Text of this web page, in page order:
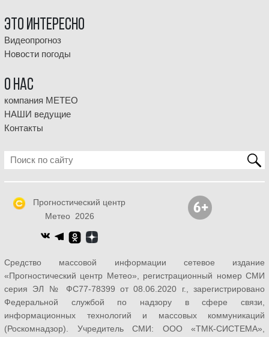
Это интересно
Видеопрогноз
Новости погоды
О НАС
компания МЕТЕО
НАШИ ведущие
Контакты
Прогностический центр
Метео 2026
Средство массовой информации сетевое издание
«Прогностический центр Метео», регистрационный номер СМИ
серия ЭЛ № ФС77-78399 от 08.06.2020 г., зарегистрировано
Федеральной службой по надзору в сфере связи,
информационных технологий и массовых коммуникаций
(Роскомнадзор). Учредитель СМИ: ООО «ТМК-СИСТЕМА»,